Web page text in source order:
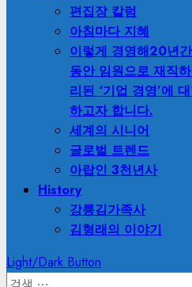
편집장 칼럼
아침마다 지혜
이렇게 경영해20년
동안 임원으로 재직
리된 ‘기업 경영’에
하고자 합니다.
세계의 시니어
글로벌 트렌드
아랍인 3천년사
History
강릉김가족사
김형래의 이야기
Light/Dark Button
검